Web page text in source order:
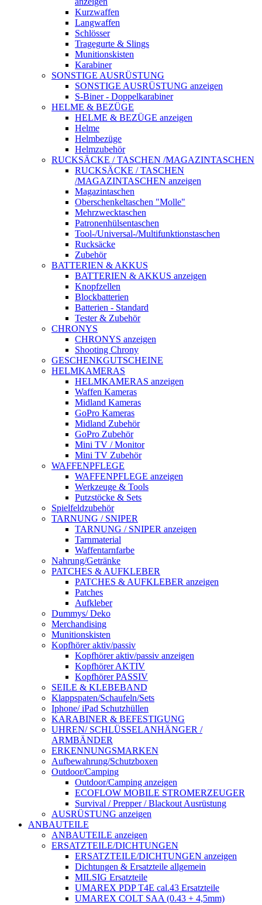
Kurzwaffen
Langwaffen
Schlösser
Tragegurte & Slings
Munitionskisten
Karabiner
SONSTIGE AUSRÜSTUNG
SONSTIGE AUSRÜSTUNG anzeigen
S-Biner - Doppelkarabiner
HELME & BEZÜGE
HELME & BEZÜGE anzeigen
Helme
Helmbezüge
Helmzubehör
RUCKSÄCKE / TASCHEN /MAGAZINTASCHEN
RUCKSÄCKE / TASCHEN
/MAGAZINTASCHEN anzeigen
Magazintaschen
Oberschenkeltaschen "Molle"
Mehrzwecktaschen
Patronenhülsentaschen
Tool-/Universal-/Multifunktionstaschen
Rucksäcke
Zubehör
BATTERIEN & AKKUS
BATTERIEN & AKKUS anzeigen
Knopfzellen
Blockbatterien
Batterien - Standard
Tester & Zubehör
CHRONYS
CHRONYS anzeigen
Shooting Chrony
GESCHENKGUTSCHEINE
HELMKAMERAS
HELMKAMERAS anzeigen
Waffen Kameras
Midland Kameras
GoPro Kameras
Midland Zubehör
GoPro Zubehör
Mini TV / Monitor
Mini TV Zubehör
WAFFENPFLEGE
WAFFENPFLEGE anzeigen
Werkzeuge & Tools
Putzstöcke & Sets
Spielfeldzubehör
TARNUNG / SNIPER
TARNUNG / SNIPER anzeigen
Tarnmaterial
Waffentarnfarbe
Nahrung/Getränke
PATCHES & AUFKLEBER
PATCHES & AUFKLEBER anzeigen
Patches
Aufkleber
Dummys/ Deko
Merchandising
Munitionskisten
Kopfhörer aktiv/passiv
Kopfhörer aktiv/passiv anzeigen
Kopfhörer AKTIV
Kopfhörer PASSIV
SEILE & KLEBEBAND
Klappspaten/Schaufeln/Sets
Iphone/ iPad Schutzhüllen
KARABINER & BEFESTIGUNG
UHREN/ SCHLÜSSELANHÄNGER /
ARMBÄNDER
ERKENNUNGSMARKEN
Aufbewahrung/Schutzboxen
Outdoor/Camping
Outdoor/Camping anzeigen
ECOFLOW MOBILE STROMERZEUGER
Survival / Prepper / Blackout Ausrüstung
AUSRÜSTUNG anzeigen
ANBAUTEILE
ANBAUTEILE anzeigen
ERSATZTEILE/DICHTUNGEN
ERSATZTEILE/DICHTUNGEN anzeigen
Dichtungen & Ersatzteile allgemein
MILSIG Ersatzteile
UMAREX PDP T4E cal.43 Ersatzteile
UMAREX COLT SAA (0.43 + 4,5mm)